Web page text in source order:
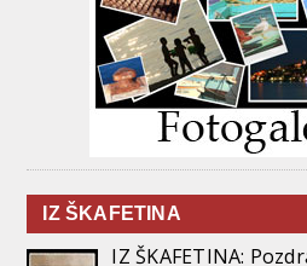
IZ ŠKAFETINA
IZ ŠKAFETINA: